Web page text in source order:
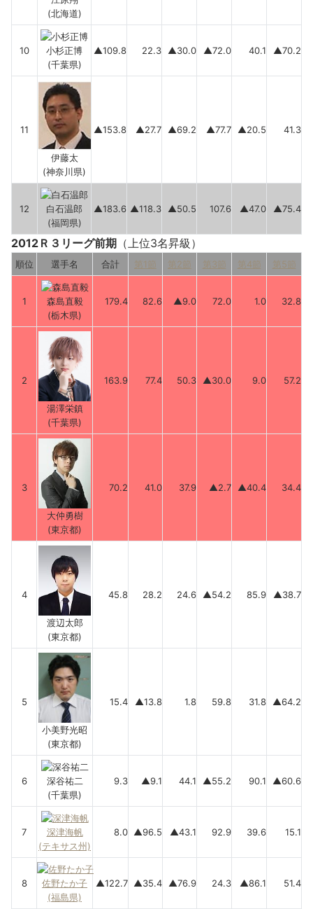
(北海道)
10
小杉正博
(千葉県)
▲109.8 22.3 ▲30.0 ▲72.0 40.1 ▲70.2
11
伊藤太
(神奈川県)
▲153.8 ▲27.7 ▲69.2 ▲77.7 ▲20.5 41.3
12
白石温郎
(福岡県)
▲183.6 ▲118.3 ▲50.5 107.6 ▲47.0 ▲75.4
2012Ｒ３リーグ前期 （上位3名昇級）
順位 選手名 合計 第1節 第2節 第3節 第4節 第5節
1
森島直毅
(栃木県)
179.4 82.6 ▲9.0 72.0 1.0 32.8
2
湯澤栄鎮
(千葉県)
163.9 77.4 50.3 ▲30.0 9.0 57.2
3
大仲勇樹
(東京都)
70.2 41.0 37.9 ▲2.7 ▲40.4 34.4
4
渡辺太郎
(東京都)
45.8 28.2 24.6 ▲54.2 85.9 ▲38.7
5
小美野光昭
(東京都)
15.4 ▲13.8 1.8 59.8 31.8 ▲64.2
6
深谷祐二
(千葉県)
9.3 ▲9.1 44.1 ▲55.2 90.1 ▲60.6
7
深津海帆
(テキサス州)
8.0 ▲96.5 ▲43.1 92.9 39.6 15.1
8
佐野たか子
(福島県)
▲122.7 ▲35.4 ▲76.9 24.3 ▲86.1 51.4